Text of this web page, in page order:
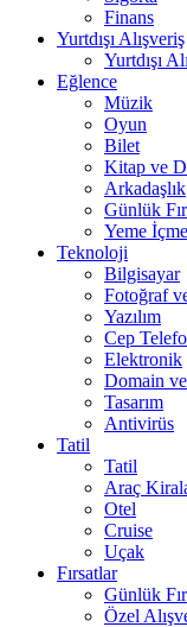
Finans
Yurtdışı Alışveriş
Yurtdışı
Eğlence
Müzik
Oyun
Bilet
Kitap ve
Arkadaşlık
Günlük
Yeme İçme
Teknoloji
Bilgisayar
Fotoğraf
Yazılım
Cep
Elektronik
Domain
Tasarım
Antivirüs
Tatil
Tatil
Araç
Otel
Cruise
Uçak
Fırsatlar
Günlük
Özel